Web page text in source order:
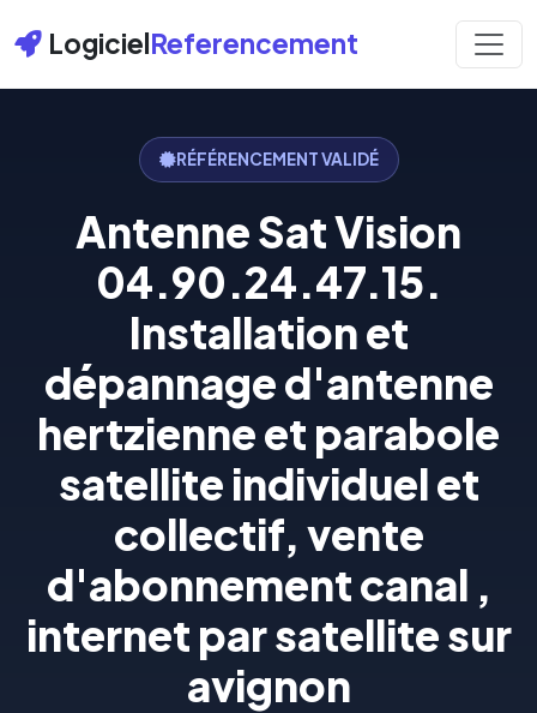
LogicielReferencement
RÉFÉRENCEMENT VALIDÉ
Antenne Sat Vision
04.90.24.47.15.
Installation et
dépannage d'antenne
hertzienne et parabole
satellite individuel et
collectif, vente
d'abonnement canal ,
internet par satellite sur
avignon